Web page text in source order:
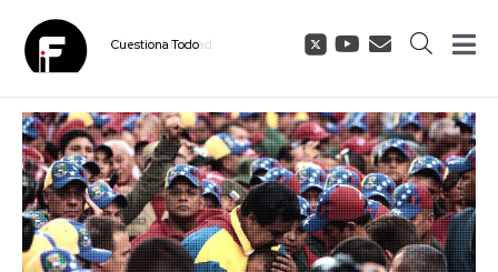
CuestionaTodo